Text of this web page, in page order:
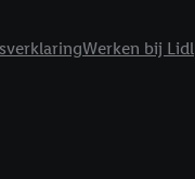
Werken bij Lidl